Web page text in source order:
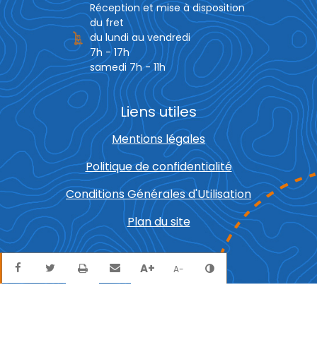
Partager sur Facebook
Partager sur Twitter
ImprimerEnvoyer par mail
A+ Agrandir le texte
A- Réduire le texte
Changer le
Réception et mise à disposition
du fret
du lundi au vendredi
7h - 17h
samedi 7h - 11h
Liens utiles
Mentions légales
Politique de confidentialité
Conditions Générales d'Utilisation
Plan du site